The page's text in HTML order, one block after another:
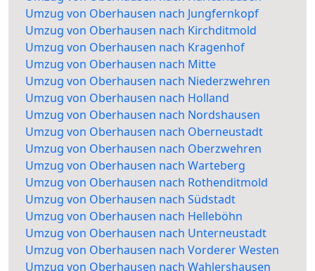
Umzug von Oberhausen nach Jungfernkopf
Umzug von Oberhausen nach Kirchditmold
Umzug von Oberhausen nach Kragenhof
Umzug von Oberhausen nach Mitte
Umzug von Oberhausen nach Niederzwehren
Umzug von Oberhausen nach Holland
Umzug von Oberhausen nach Nordshausen
Umzug von Oberhausen nach Oberneustadt
Umzug von Oberhausen nach Oberzwehren
Umzug von Oberhausen nach Warteberg
Umzug von Oberhausen nach Rothenditmold
Umzug von Oberhausen nach Südstadt
Umzug von Oberhausen nach Helleböhn
Umzug von Oberhausen nach Unterneustadt
Umzug von Oberhausen nach Vorderer Westen
Umzug von Oberhausen nach Wahlershausen